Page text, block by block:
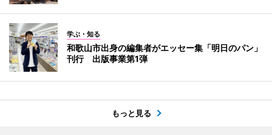
学ぶ・知る
和歌山市出身の編集者がエッセー集「明日のパン」
刊行 出版事業第1弾
もっと見る